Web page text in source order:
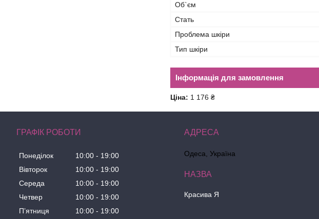
Об`єм
Стать
Проблема шкіри
Тип шкіри
Інформація для замовлення
Ціна: 1 176 ₴
ГРАФІК РОБОТИ
Понеділок 10:00
19:00
Вівторок
10:00
19:00
Середа
10:00
19:00
Четвер
10:00
19:00
Пʼятниця
10:00 19:00
Одеса, Україна
Красива Я